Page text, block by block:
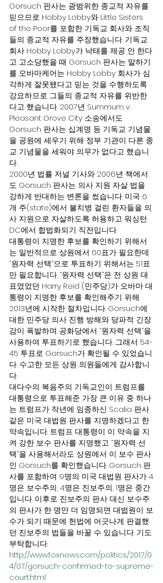
Gorsuch 판사는 광범위한 종교적 자유를
믿으므로 Hobby Lobby와 Little Sisters
of the Poor를 포함한 기독교 회사와 조직
들의 종교적 자유를 주장했습니다. 기독교
회사 Hobby Lobby가 낙태를 제공 안 한다
고 고소당했을 때 Gorsuch 판사는 말하기
를 오바마케어는 Hobby Lobby 회사가 심
각하게 잘못됐다고 믿는 것을 수행하도록
강요하므로 그들의 종교적 자유를 위반한
다고 했습니다. 2007년 Summum v.
Pleasant Grove City 소송에서도
Gorsuch 판사는 십계명 등 기독교 기념물
을 공원에 세우기 위해 정부 기관이 다른 종
교 기념물을 세워야 의무가 없다고 했습니
다.
2000년 법률 저널 기사와 2006년 책에서
도 Gorsuch 판사는 의사 지원 자살 법을
강하게 반대하는 변론을 썼습니다. 미국 6
개 주(state)에서 불치병 걸린 환자들을 의
사 지원으로 자살하도록 허용하고 워싱턴
DC에서 합법화되기 직전입니다.
대통령이 지명한 후보를 확인하기 위해서
는 일반적으로 상원에서 60표가 필요한데
“원자력 선택”으로 투표하기 위해서는 51표
만 필요합니다. “원자력 선택”은 전 상원 대
표였었던 Harry Reid (민주당)가 오바마 대
통령이 지명한 후보를 확인해주기 위해
2013년에 시작한 절차입니다. Gorsuch에
대한 민주당 의사 진행 방해와 당파적 긴장
감이 폭발하며 공화당에서 “원자력 선택”을
사용하여 투표하기로 했습니다. 그래서 54-
45 투표로 Gorsuch가 확인될 수 있었습니
다. 수고한 모든 상원 의원들에게 감사합니
다.
대다수의 복음주의 기독교인이 트럼프를
대통령으로 투표해준 가장 큰 이유 중 하나
는 트럼프가 작년에 임종하신 Scalia 판사
같은 미국 대법원 판사를 지명하겠다고 한
약속입니다. 트럼프 대통령이 이 약속을 지
켜 강한 보수 판사를 지명했고 “원자력 선
택”을 사용해서라도 상원에서 이 보수 판사
인 Gorsuch를 확인했습니다. Gorsuch 판
사를 포함하여 9명의 미국 대법원 판사가 4
명은 보수주의, 4명은 진보주의, 1명은 중간
입니다. 이후로 진보주의 판사 대신 보수주
의 판사가 한 명만 더 임명되면 대법원이 보
수가 되기 때문에 헌법에 어긋나게 판결했
던 진보주의 법들을 바꿀 수 있습니다. 기도
부탁합니다.
http://www.foxnews.com/politics/2017/0
4/07/gorsuch-confirmed-to-supreme-
court.html